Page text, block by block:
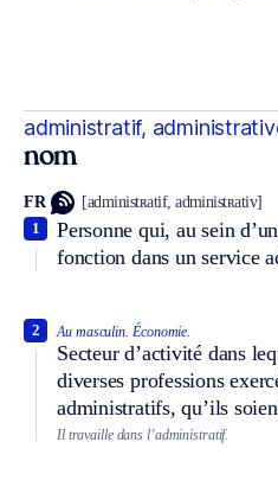
administratif,
nom
FR [administʀatif, administʀativ]
Personne qui, au sein
fonction dans un service
1
Au masculin. Économie.
Secteur d’activité dans
diverses professions
administratifs, qu’ils
2
Il travaille dans l’administratif.